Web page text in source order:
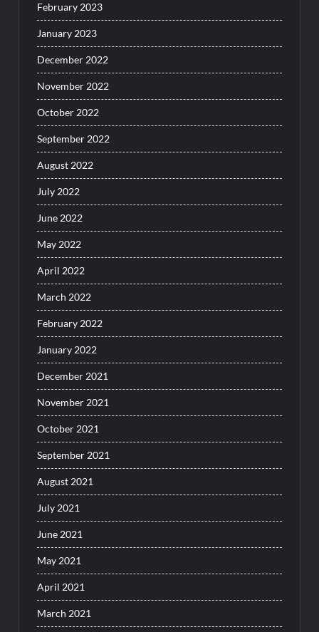
February 2023
January 2023
December 2022
November 2022
October 2022
September 2022
August 2022
July 2022
June 2022
May 2022
April 2022
March 2022
February 2022
January 2022
December 2021
November 2021
October 2021
September 2021
August 2021
July 2021
June 2021
May 2021
April 2021
March 2021